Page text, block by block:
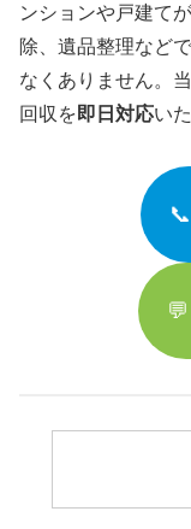
ンションや戸建て
除、遺品整理など
なくありません。
回収を 即日対応い